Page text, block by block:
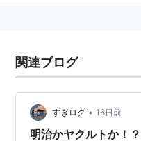
関連ブログ
すぎログ • 16日前
明治かヤクルトか！